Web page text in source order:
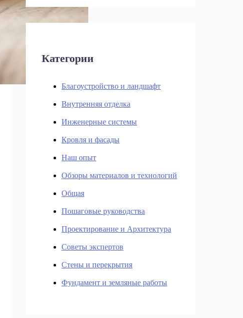
Категории
Благоустройство и ландшафт
Внутренняя отделка
Инженерные системы
Кровля и фасады
Наш опыт
Обзоры материалов и технологий
Общая
Пошаговые руководства
Проектирование и Архитектура
Советы экспертов
Стены и перекрытия
Фундамент и земляные работы